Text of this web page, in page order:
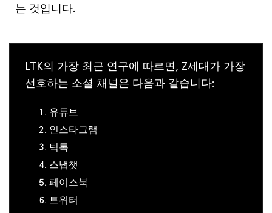
는 것입니다.
LTK의 가장 최근 연구에 따르면, Z세대가 가장
선호하는 소셜 채널은 다음과 같습니다:
유튜브
인스타그램
틱톡
스냅챗
페이스북
트위터